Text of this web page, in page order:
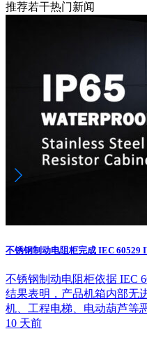
推荐若干热门新闻
不锈钢制动电阻柜完成 IEC 60529
不锈钢制动电阻柜依据 IEC
结果表明，产品机箱内部无
机、工程电梯、电动葫芦等
10 天前